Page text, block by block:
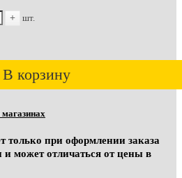
+ шт.
В корзину
магазинах
только при оформлении заказа
и может отличаться от цены в